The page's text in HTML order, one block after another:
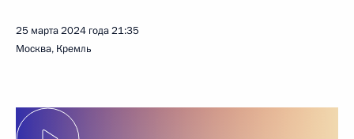
25 марта 2024 года21:35
Москва, Кремль